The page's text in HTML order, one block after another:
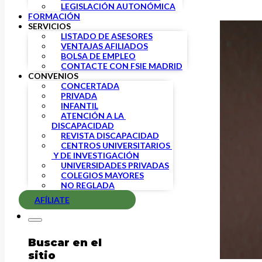
LEGISLACIÓN AUTONÓMICA
FORMACIÓN
SERVICIOS
LISTADO DE ASESORES
VENTAJAS AFILIADOS
BOLSA DE EMPLEO
CONTACTE CON FSIE MADRID
CONVENIOS
CONCERTADA
PRIVADA
INFANTIL
ATENCIÓN A LA
DISCAPACIDAD
REVISTA DISCAPACIDAD
CENTROS UNIVERSITARIOS
Y DE INVESTIGACIÓN
UNIVERSIDADES PRIVADAS
COLEGIOS MAYORES
NO REGLADA
AFÍLIATE
Buscar en el
sitio
tratar diversos temas.